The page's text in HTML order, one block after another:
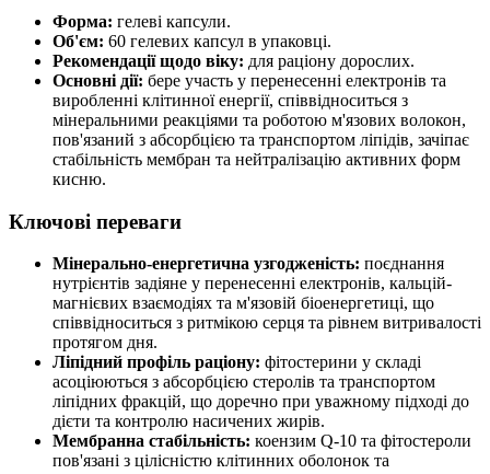
Форма: гелеві капсули.
Об'єм: 60 гелевих капсул в упаковці.
Рекомендації щодо віку: для раціону дорослих.
Основні дії: бере участь у перенесенні електронів та
виробленні клітинної енергії, співвідноситься з
мінеральними реакціями та роботою м'язових волокон,
пов'язаний з абсорбцією та транспортом ліпідів, зачіпає
стабільність мембран та нейтралізацію активних форм
кисню.
Ключові переваги
Мінерально-енергетична узгодженість: поєднання
нутрієнтів задіяне у перенесенні електронів, кальцій-
магнієвих взаємодіях та м'язовій біоенергетиці, що
співвідноситься з ритмікою серця та рівнем витривалості
протягом дня.
Ліпідний профіль раціону: фітостерини у складі
асоціюються з абсорбцією стеролів та транспортом
ліпідних фракцій, що доречно при уважному підході до
дієти та контролю насичених жирів.
Мембранна стабільність: коензим Q‑10 та фітостероли
пов'язані з цілісністю клітинних оболонок та